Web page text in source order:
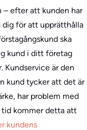
– efter att kunden har
dig för att upprätthålla
ska
kund i ditt företag
Kundservice är den
kund tycker att det är
har problem med
tid kommer detta att
kundens